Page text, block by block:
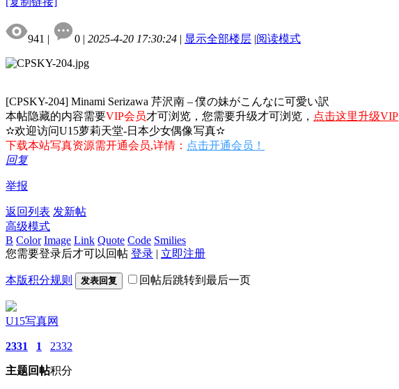
941 | 0 | 2025-4-20 17:30:24 | 显示全部楼层 |阅读模式
[CPSKY-204] Minami Serizawa 芹沢南 – 僕の妹がこんなに可愛い訳
本帖隐藏的内容需要VIP会员才可浏览，您需要升级才可浏览， 点击这里升级VIP
✫欢迎访问U15萝莉天堂-日本少女偶像写真✫
下载本站写真资源需开通会员,详情： 点击开通会员！
回复
举报
返回列表 发新帖
高级模式
B Color Image Link Quote Code Smilies
您需要登录后才可以回帖 登录 | 立即注册
本版积分规则 发表回复 回帖后跳转到最后一页
U15写真网
2331
主题
1
回帖
2332
积分